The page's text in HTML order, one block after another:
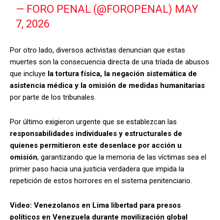
— FORO PENAL (@FOROPENAL) MAY
7, 2026
Por otro lado, diversos activistas denuncian que estas
muertes son la consecuencia directa de una tríada de abusos
que incluye la tortura física, la negación sistemática de
asistencia médica y la omisión de medidas humanitarias
por parte de los tribunales.
Por último exigieron urgente que se establezcan las
responsabilidades individuales y estructurales de
quienes permitieron este desenlace por acción u
omisión, garantizando que la memoria de las víctimas sea el
primer paso hacia una justicia verdadera que impida la
repetición de estos horrores en el sistema penitenciario.
Video: Venezolanos en Lima libertad para presos
políticos en Venezuela durante movilización global